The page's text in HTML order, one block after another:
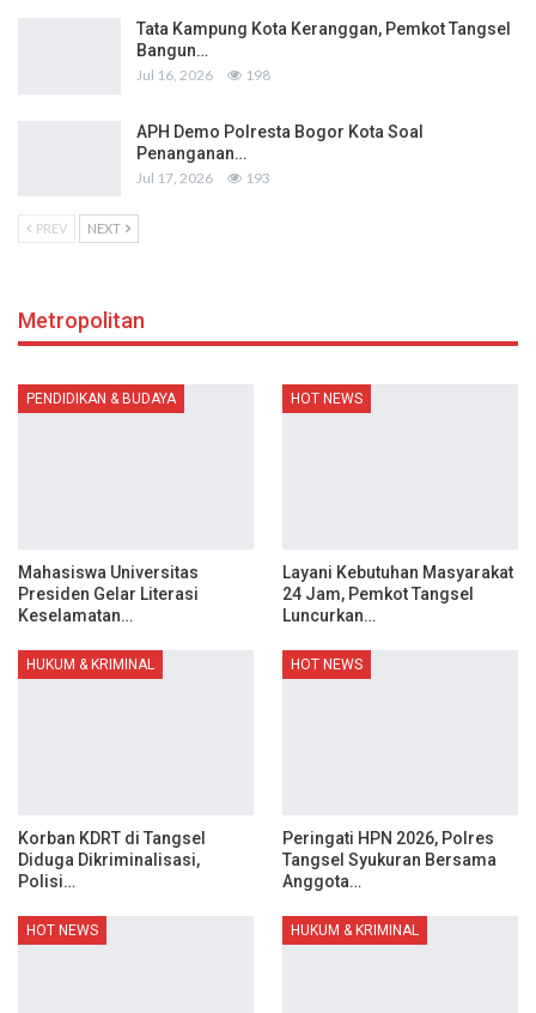
Tata Kampung Kota Keranggan, Pemkot Tangsel
Bangun…
Jul 16, 2026 198
APH Demo Polresta Bogor Kota Soal
Penanganan…
Jul 17, 2026 193
PREV NEXT
Metropolitan
PENDIDIKAN & BUDAYA
Mahasiswa Universitas
Presiden Gelar Literasi
Keselamatan…
HOT NEWS
Layani Kebutuhan Masyarakat
24 Jam, Pemkot Tangsel
Luncurkan…
HUKUM & KRIMINAL
Korban KDRT di Tangsel
Diduga Dikriminalisasi,
Polisi…
HOT NEWS
Peringati HPN 2026, Polres
Tangsel Syukuran Bersama
Anggota…
HOT NEWS HUKUM & KRIMINAL